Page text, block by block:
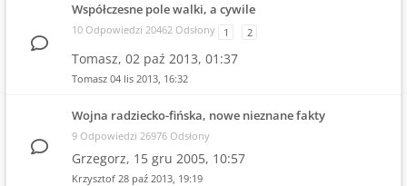
Współczesne pole walki, a cywile
10 Odpowiedzi 20462 Odsłony 1 2
Tomasz, 02 paź 2013, 01:37
Tomasz 04 lis 2013, 16:32
Wojna radziecko-fińska, nowe nieznane fakty
9 Odpowiedzi 26976 Odsłony
Grzegorz, 15 gru 2005, 10:57
Krzysztof 28 paź 2013, 19:19